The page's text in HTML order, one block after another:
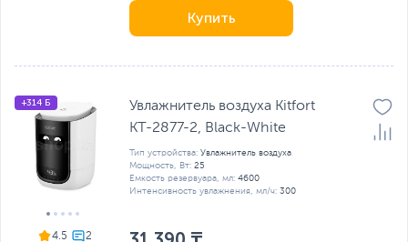
Купить
4.5
+314 Б
Увлажнитель воздуха Kitfort
КТ-2877-2, Black-White
Тип устройства: Увлажнитель воздуха
Мощность, Вт: 25
Емкость резервуара, мл: 4600
Интенсивность увлажнения, мл/ч: 300